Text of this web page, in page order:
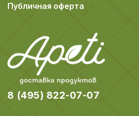
Публичная оферта
8 (495) 822-07-07